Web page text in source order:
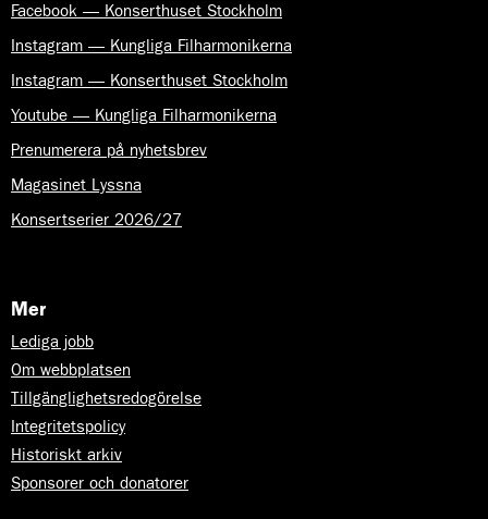
Facebook — Konserthuset Stockholm
Instagram — Kungliga Filharmonikerna
Instagram — Konserthuset Stockholm
Youtube — Kungliga Filharmonikerna
Prenumerera på nyhetsbrev
Magasinet Lyssna
Konsertserier 2026/27
Mer
Lediga jobb
Om webbplatsen
Tillgänglighetsredogörelse
Integritetspolicy
Historiskt arkiv
Sponsorer och donatorer